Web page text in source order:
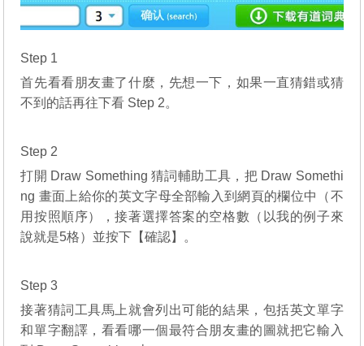
Step 1
首先看看朋友畫了什麼，先想一下，如果一直猜錯或猜
不到的話再往下看 Step 2。
Step 2
打開 Draw Something 猜詞輔助工具，把 Draw Somethi
ng 畫面上給你的英文字母全部輸入到網頁的欄位中（不
用按照順序），接著選擇答案的空格數（以我的例子來
說就是5格）並按下【確認】。
Step 3
接著猜詞工具馬上就會列出可能的結果，包括英文單字
和單字翻譯，看看哪一個最符合朋友畫的圖就把它輸入